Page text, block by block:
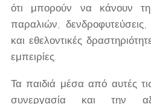
ότι μπορούν να κάνουν τη
παραλιών,
και εθελοντικές
εμπειρίες.
Τα παιδιά μέσα από αυτές
συνεργασία και την